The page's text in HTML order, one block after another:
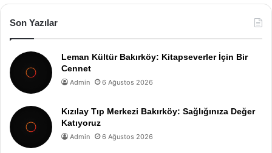
Son Yazılar
Leman Kültür Bakırköy: Kitapseverler İçin Bir
Cennet
Admin 6 Ağustos 2026
Kızılay Tıp Merkezi Bakırköy: Sağlığınıza Değer
Katıyoruz
Admin 6 Ağustos 2026